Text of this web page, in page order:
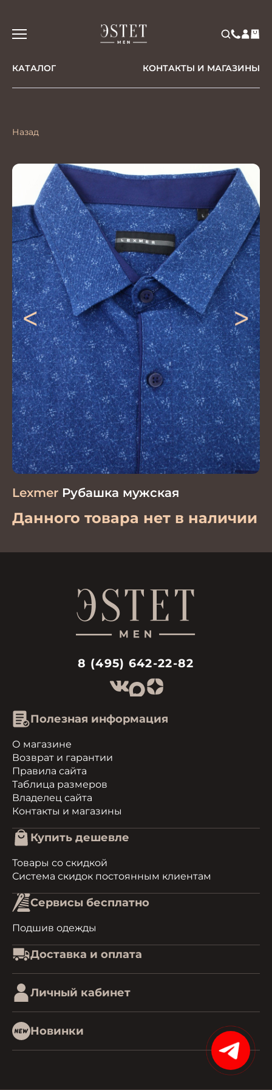
КАТАЛОГ КОНТАКТЫ И МАГАЗИНЫ
Назад
< >
Lexmer Рубашка мужская
Данного товара нет в наличии
8 (495) 642-22-82
Полезная информация
О магазине
Возврат и гарантии
Правила сайта
Таблица размеров
Владелец сайта
Контакты и магазины
Купить дешевле
Товары со скидкой
Система скидок постоянным клиентам
Сервисы бесплатно
Подшив одежды
Доставка и оплата
Личный кабинет
Новинки
15%